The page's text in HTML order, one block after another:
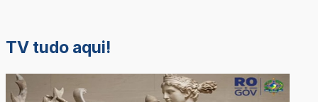
TV tudo aqui!